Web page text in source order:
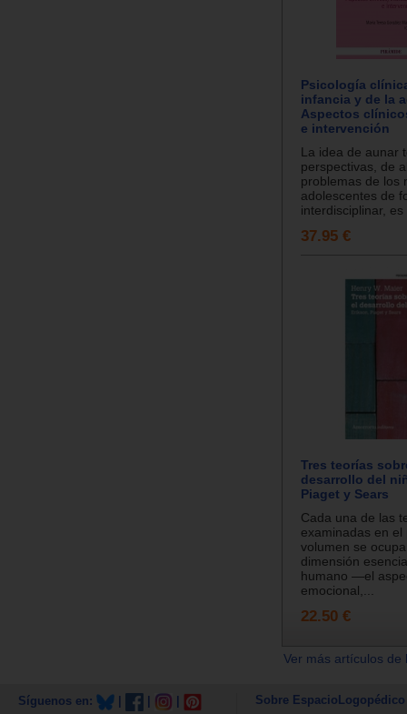
Psicología
infancia y de la
Aspectos
e intervención
La idea de aunar
perspectivas, de
problemas de los
adolescentes de
interdisciplinar, es
37.95 €
Tres teorías
desarrollo del
Piaget y Sears
Cada una de las
examinadas en el
volumen se
dimensión
humano —el
emocional,...
22.50 €
Ver más artículos
Síguenos en: Sobre EspacioLogopédico